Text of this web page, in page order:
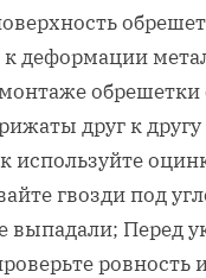
к деформации
обрешетки
друг к
используйте
гвозди под
выпадали; Перед
ровность